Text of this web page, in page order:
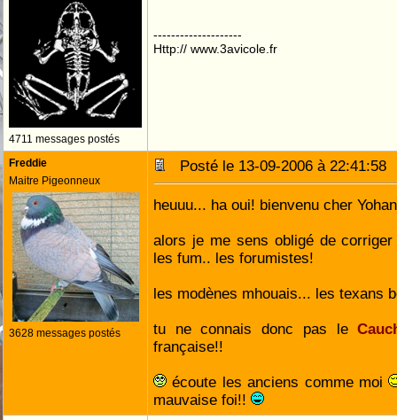
4711 messages postés
--------------------
Http:// www.3avicole.fr
Freddie
Maitre Pigeonneux
3628 messages postés
Posté le 13-09-2006 à
heuuu... ha oui! bienvenu cher
alors je me sens obligé de
les fum.. les forumistes!
les modènes mhouais... les texans
tu ne connais donc pas le
française!!
écoute les anciens comme moi
mauvaise foi!!